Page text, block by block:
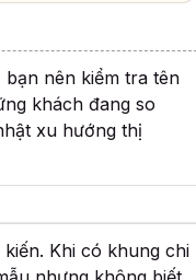
nên kiểm tra tên
khách đang so
xu hướng thị
Khi có khung chi